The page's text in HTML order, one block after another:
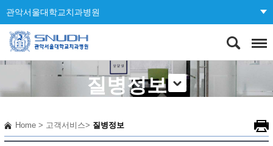
관악서울대학교치과병원
질병정보
Home> 고객서비스> 질병정보